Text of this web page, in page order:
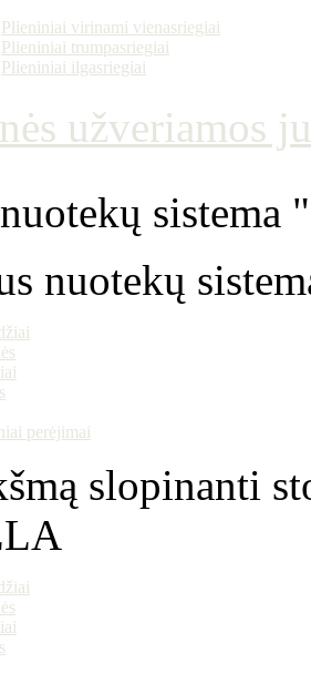
Plieniniai virinami vienasriegiai
Plieniniai trumpasriegiai
Plieniniai ilgasriegiai
nuotekų
perėjimai
slopinanti